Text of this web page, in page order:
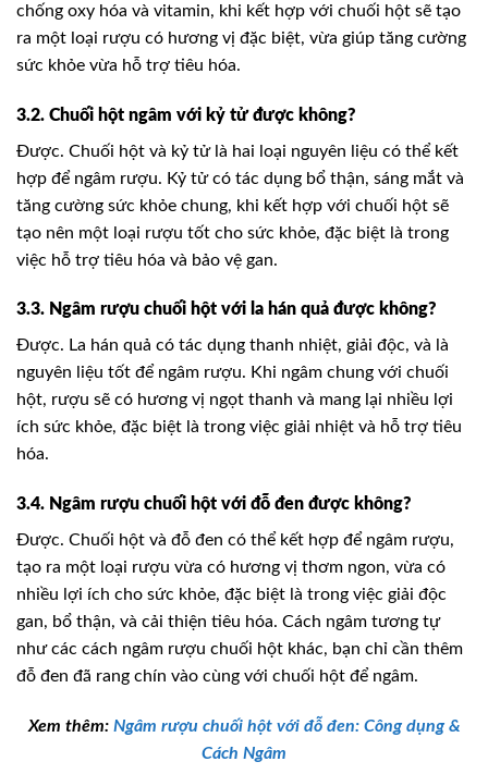
chống oxy hóa và vitamin, khi kết hợp với chuối hột sẽ tạo
ra một loại rượu có hương vị đặc biệt, vừa giúp tăng cường
sức khỏe vừa hỗ trợ tiêu hóa.
3.2. Chuối hột ngâm với kỷ tử được không?
Được. Chuối hột và kỷ tử là hai loại nguyên liệu có thể kết
hợp để ngâm rượu. Kỷ tử có tác dụng bổ thận, sáng mắt và
tăng cường sức khỏe chung, khi kết hợp với chuối hột sẽ
tạo nên một loại rượu tốt cho sức khỏe, đặc biệt là trong
việc hỗ trợ tiêu hóa và bảo vệ gan.
3.3. Ngâm rượu chuối hột với la hán quả được không?
Được. La hán quả có tác dụng thanh nhiệt, giải độc, và là
nguyên liệu tốt để ngâm rượu. Khi ngâm chung với chuối
hột, rượu sẽ có hương vị ngọt thanh và mang lại nhiều lợi
ích sức khỏe, đặc biệt là trong việc giải nhiệt và hỗ trợ tiêu
hóa.
3.4. Ngâm rượu chuối hột với đỗ đen được không?
Được. Chuối hột và đỗ đen có thể kết hợp để ngâm rượu,
tạo ra một loại rượu vừa có hương vị thơm ngon, vừa có
nhiều lợi ích cho sức khỏe, đặc biệt là trong việc giải độc
gan, bổ thận, và cải thiện tiêu hóa. Cách ngâm tương tự
như các cách ngâm rượu chuối hột khác, bạn chỉ cần thêm
đỗ đen đã rang chín vào cùng với chuối hột để ngâm.
Xem thêm: Ngâm rượu chuối hột với đỗ đen: Công dụng &
Cách Ngâm